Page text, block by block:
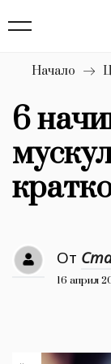
Бизнес
Мода
4340
Красота
Дизайн
Книги
Начало
6
От
16 април